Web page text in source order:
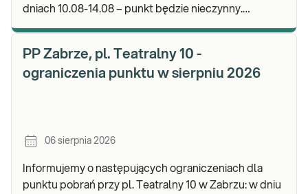
dniach 10.08-14.08 – punkt będzie nieczynny.
PP Zabrze, pl. Teatralny 10 -
ograniczenia punktu w sierpniu 2026
06 sierpnia 2026
Informujemy o następujących ograniczeniach dla
punktu pobrań przy pl. Teatralny 10 w Zabrzu: w dniu